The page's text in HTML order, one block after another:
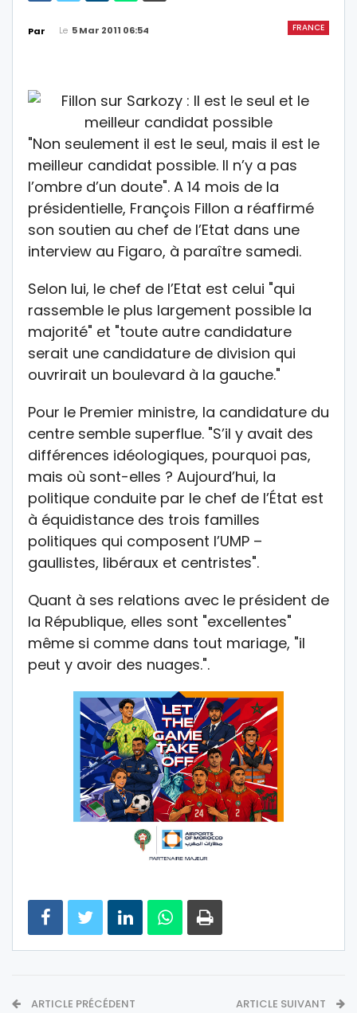
FRANCE
Par Le 5 Mar 2011 06:54
"Non seulement il est le seul, mais il est le
meilleur candidat possible. Il n’y a pas
l’ombre d’un doute". A 14 mois de la
présidentielle, François Fillon a réaffirmé
son soutien au chef de l’Etat dans une
interview au Figaro, à paraître samedi.
Selon lui, le chef de l’Etat est celui "qui
rassemble le plus largement possible la
majorité" et "toute autre candidature
serait une candidature de division qui
ouvrirait un boulevard à la gauche."
Pour le Premier ministre, la candidature du
centre semble superflue. "S’il y avait des
différences idéologiques, pourquoi pas,
mais où sont-elles ? Aujourd’hui, la
politique conduite par le chef de l’État est
à équidistance des trois familles
politiques qui composent l’UMP –
gaullistes, libéraux et centristes".
Quant à ses relations avec le président de
la République, elles sont "excellentes"
même si comme dans tout mariage, "il
peut y avoir des nuages.".
ARTICLE PRÉCÉDENT ARTICLE SUIVANT